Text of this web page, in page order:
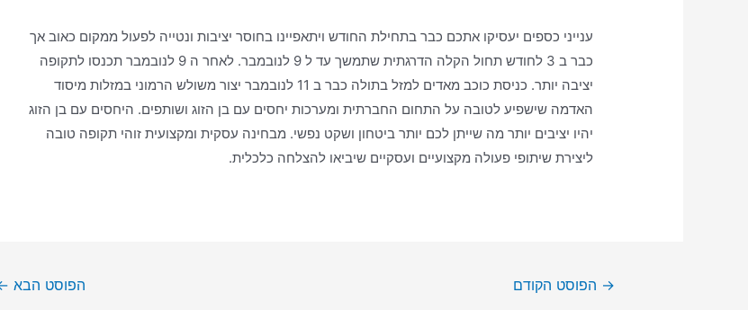
ענייני כספים יעסיקו אתכם כבר בתחילת החודש ויתאפיינו בחוסר יציבות ונטייה לפעול ממקום כאוב אך
כבר ב 3 לחודש תחול הקלה הדרגתית שתמשך עד ל 9 לנובמבר. לאחר ה 9 לנובמבר תכנסו לתקופה
יציבה יותר. כניסת כוכב מאדים למזל בתולה כבר ב 11 לנובמבר יצור משולש הרמוני במזלות מיסוד
האדמה שישפיע לטובה על התחום החברתית ומערכות יחסים עם בן הזוג ושותפים. היחסים עם בן הזוג
יהיו יציבים יותר מה שייתן לכם יותר ביטחון ושקט נפשי. מבחינה עסקית ומקצועית זוהי תקופה טובה
ליצירת שיתופי פעולה מקצועיים ועסקיים שיביאו להצלחה כלכלית.
→ הפוסט הקודם הפוסט הבא